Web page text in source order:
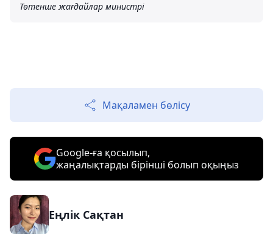
Төтенше жағдайлар министрі
Мақаламен бөлісу
Google-ға қосылып,
жаңалықтарды бірінші болып оқыңыз
Еңлік Сақтан